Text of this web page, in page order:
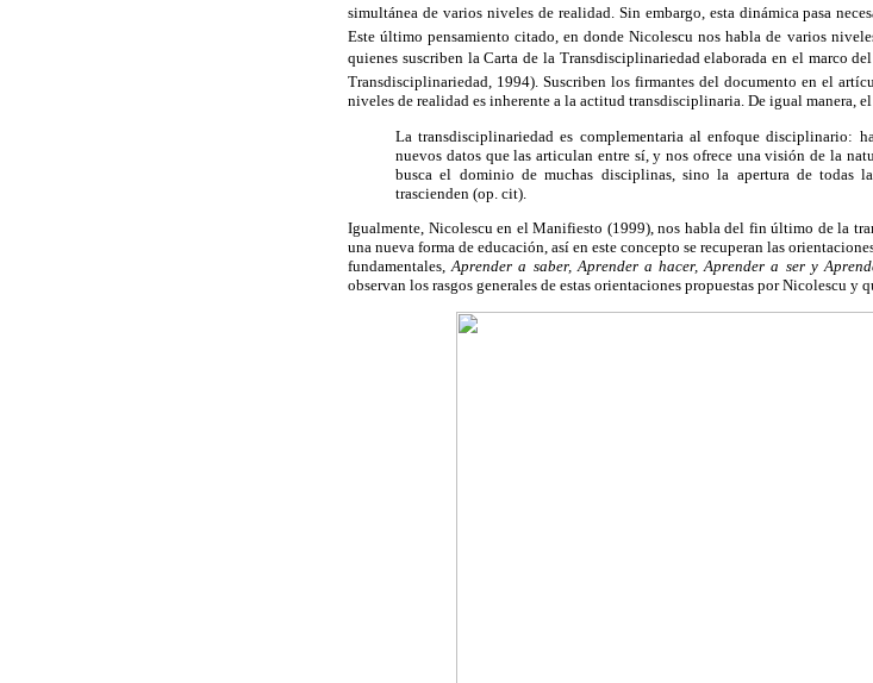
simultánea de varios niveles de realidad. Sin embargo, esta dinámica pasa
Este último pensamiento citado, en donde Nicolescu nos habla de varios
quienes suscriben la Carta de la Transdisciplinariedad elaborada en el marco
Transdisciplinariedad, 1994). Suscriben los firmantes del documento en el
niveles de realidad es inherente a la actitud transdisciplinaria. De igual manera,
La transdisciplinariedad es complementaria al enfoque disciplinario:
nuevos datos que las articulan entre sí, y nos ofrece una visión de la
busca el dominio de muchas disciplinas, sino la apertura de todas
trascienden (op. cit).
Igualmente, Nicolescu en el Manifiesto (1999), nos habla del fin último de la
una nueva forma de educación, así en este concepto se recuperan las
fundamentales,Aprender a saber, Aprender a hacer, Aprender a ser y
observan los rasgos generales de estas orientaciones propuestas por Nicolescu y